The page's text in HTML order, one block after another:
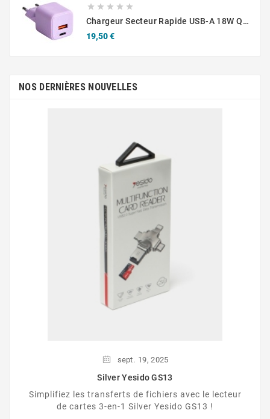
    
Chargeur Secteur Rapide USB-A 18W QC / USB-C 30W PD Compact GaN
19,50 €Prix
NOS DERNIÈRES NOUVELLES
sept. 19, 2025
Silver Yesido GS13
Simplifiez les transferts de fichiers avec le lecteur
de cartes 3-en-1 Silver Yesido GS13 !